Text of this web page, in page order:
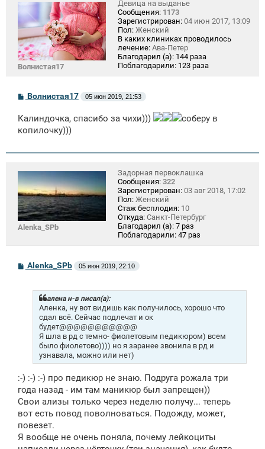
Волнистая17
Девица на выданье
Сообщения: 1173
Зарегистрирован: 04 июн 2017, 13:09
Пол: Женский
В каких клиниках проводилось
лечение: Ава-Петер
Благодарил (а): 144 раза
Поблагодарили: 123 раза
С
б
щ
и
Волнистая17 05 июн 2019, 21:53
Калиндочка, спасибо за чихи)))
соберу в
копилочку)))
Alenka_SPb
Задорная первоклашка
Сообщения: 322
Зарегистрирован: 03 авг 2018, 17:02
Пол: Женский
Стаж бесплодия: 10
Откуда: Санкт-Петербург
Благодарил (а): 7 раз
Поблагодарили: 47 раз
С
Alenka_SPb 05 июн 2019, 22:10
алена н-в писал(а):
Аленка, ну вот видишь как получилось, хорошо что
сдал всё. Сейчас подлечат и ок
будет@@@@@@@@@@@
Я шла в рд с темно- фиолетовым педикюром) всем
было фиолетово)))) но я заранее звонила в рд и
узнавала, можно или нет)
:-) :-) :-) про педикюр не знаю. Подруга рожала три
года назад - им там маникюр был запрещен))
Свои ализы только через неделю получу... теперь
вот есть повод поволноваться. Подожду, может,
повезет.
Я вообще не очень поняла, почему лейкоциты